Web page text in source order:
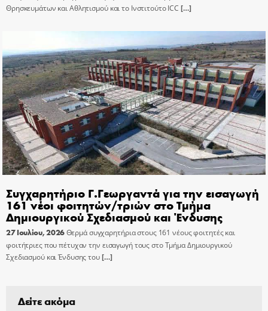
Θρησκευμάτων και Αθλητισμού και το Ινστιτούτο ICC […]
Συγχαρητήριο Γ.Γεωργαντά για την εισαγωγή
161 νέοι φοιτητών/τριών στο Τμήμα
Δημιουργικού Σχεδιασμού και Ένδυσης
27 Ιουλίου, 2026Θερμά συγχαρητήρια στους 161 νέους φοιτητές και
φοιτήτριες που πέτυχαν την εισαγωγή τους στο Τμήμα Δημιουργικού
Σχεδιασμού και Ένδυσης του[…]
Δείτε ακόμα